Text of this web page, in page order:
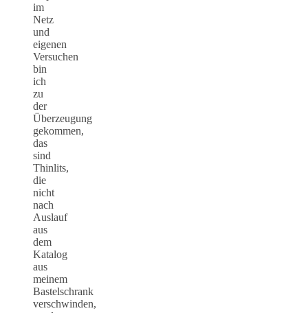
im
Netz
und
eigenen
Versuchen
bin
ich
zu
der
Überzeugung
gekommen,
das
sind
Thinlits,
die
nicht
nach
Auslauf
aus
dem
Katalog
aus
meinem
Bastelschrank
verschwinden,